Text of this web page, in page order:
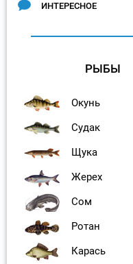
ИНТЕРЕСНОЕ
РЫБЫ
Окунь
Судак
Щука
Жерех
Сом
Ротан
Карась